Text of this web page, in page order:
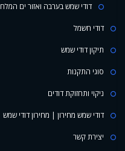
דודי שמש בערבה ואזור ים המלח
דודי חשמל
תיקון דודי שמש
סוגי התקנות
ניקוי ותחזוקת דודים
דודי שמש מחירון | מחירון דודי שמש
יצירת קשר